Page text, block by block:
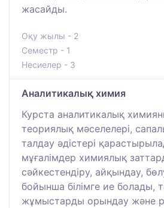
жасайды.
Оқу жылы - 2
Семестр - 1
Несиелер - 3
Аналитикалық химия
Курста аналитикалық
теориялық мәселелері,
талдау әдістері
мұғалімдер химиялық
сәйкестендіру, айқындау,
бойынша білімге ие болады,
жұмыстарды орындау және